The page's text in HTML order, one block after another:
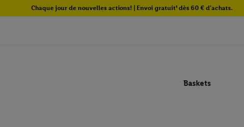
Chaque jour de nouvelles actions! | Envoi gratuit¹ dès 60 € d'achats.
Baskets